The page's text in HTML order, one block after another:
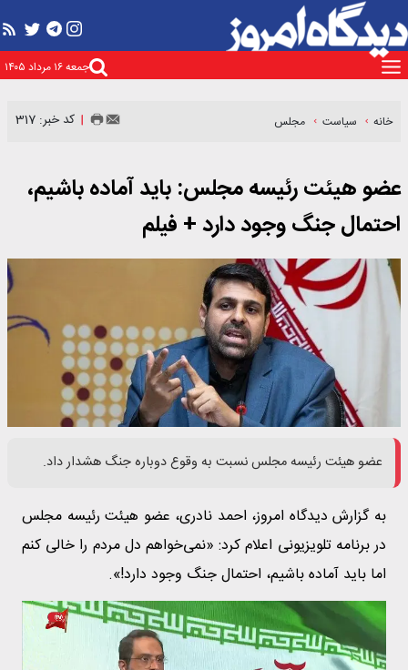
جمعه ۱۶ مرداد ۱۴۰۵
خانه سیاست مجلس کد خبر: 317
عضو هیئت رئیسه مجلس: باید آماده باشیم،
احتمال جنگ وجود دارد + فیلم
عضو هیئت رئیسه مجلس نسبت به وقوع دوباره جنگ هشدار داد.
به گزارش دیدگاه امروز، احمد نادری، عضو هیئت رئیسه مجلس
در برنامه تلویزیونی اعلام کرد: «نمی‌خواهم دل مردم را خالی کنم
اما باید آماده باشیم، احتمال جنگ وجود دارد!».